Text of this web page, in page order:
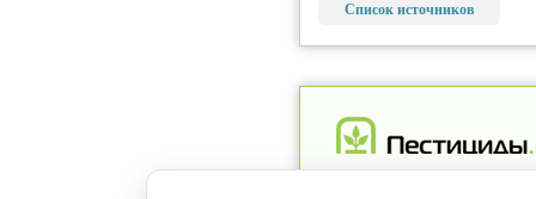
Список источников